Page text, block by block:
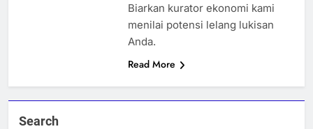
Biarkan kurator ekonomi kami
menilai potensi lelang lukisan
Anda.
Read More
Search